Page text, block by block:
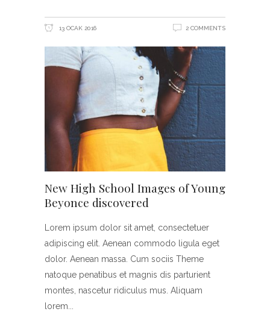
13 OCAK 2016 2 COMMENTS
New High School Images of Young
Beyonce discovered
Lorem ipsum dolor sit amet, consectetuer
adipiscing elit. Aenean commodo ligula eget
dolor. Aenean massa. Cum sociis Theme
natoque penatibus et magnis dis parturient
montes, nascetur ridiculus mus. Aliquam
lorem